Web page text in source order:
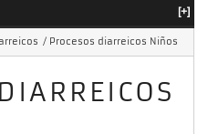
[+]
/ Procesos diarreicos Niños